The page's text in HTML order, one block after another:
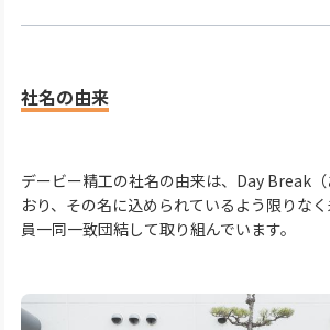
社名の由来
デービー精工の社名の由来は、Day Break
おり、その名に込められているよう限りな
員一同一致団結して取り組んでいます。